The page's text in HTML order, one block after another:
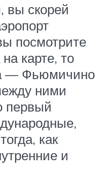
вы скорей
посмотрите
карте, то
— Фьюмичино
ними
первый
как
и